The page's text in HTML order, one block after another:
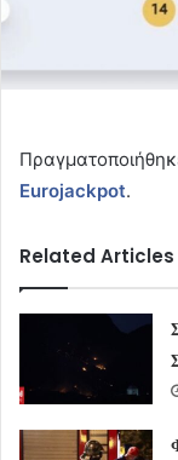
Eurojackpot.
Related Articles